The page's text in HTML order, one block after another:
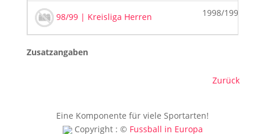
98/99 | Kreisliga Herren 1998/1999
Zusatzangaben
Zurück
Eine Komponente für viele Sportarten!
Copyright : © Fussball in Europa